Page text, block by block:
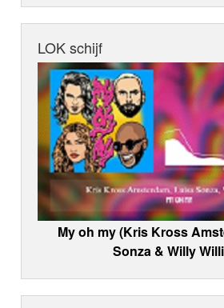
LOK schijf
My oh my (Kris Kross
Sonza & Willy